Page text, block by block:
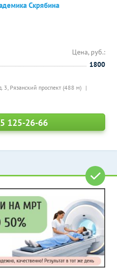
Скрябина
3, Рязанский проспект (488 м)
Цена, руб.:
1800
125-26-66